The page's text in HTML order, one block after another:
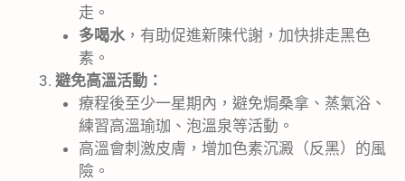
走。
多喝水，有助促進新陳代謝，加快排走黑色
素。
避免高溫活動：
療程後至少一星期內，避免焗桑拿、蒸氣浴、
練習高溫瑜珈、泡溫泉等活動。
高溫會刺激皮膚，增加色素沉澱（反黑）的風
險。